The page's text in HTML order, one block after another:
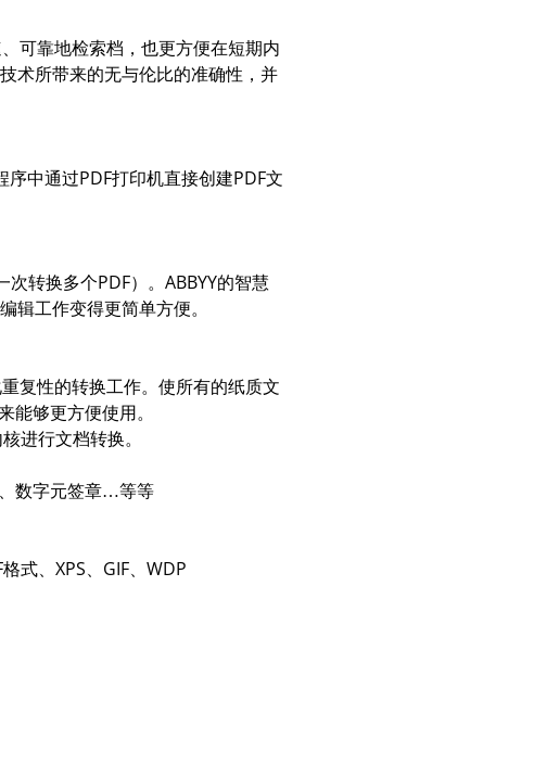
可靠地检索档，也更方便在短期内
术所带来的无与伦比的准确性，并
中通过PDF打印机直接创建PDF文
转换多个PDF）。ABBYY的智慧
辑工作变得更简单方便。
复性的转换工作。使所有的纸质文
够更方便使用。
进行文档转换。
数字元签章…等等
式、XPS、GIF、WDP